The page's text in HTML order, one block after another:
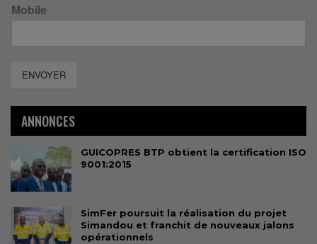
Mobile
ENVOYER
ANNONCES
GUICOPRES BTP obtient la certification ISO
9001:2015
SimFer poursuit la réalisation du projet
Simandou et franchit de nouveaux jalons
opérationnels